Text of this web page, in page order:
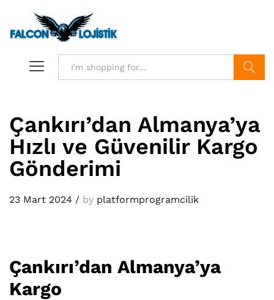
Çankırı’dan Almanya’ya
Hızlı ve Güvenilir Kargo
Gönderimi
23 Mart 2024 / by platformprogramcilik
Çankırı’dan Almanya’ya
Kargo